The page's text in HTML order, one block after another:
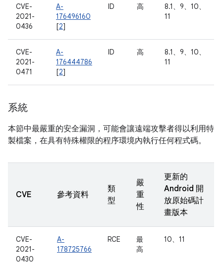
CVE-
2021-
0436
A-
176496160
[2]
ID 高
8.1、9、10、
11
CVE-
2021-
0471
A-
176444786
[2]
ID 高
8.1、9、10、
11
系統
本節中最嚴重的安全漏洞，可能會讓遠端攻擊者得以利用特
製檔案，在具有特殊權限的程序環境內執行任何程式碼。
CVE 參考資料
類
型
嚴
重
性
更新的
Android 開
放原始碼計
畫版本
CVE-
2021-
0430
A-
178725766
RCE
最
高
10、11